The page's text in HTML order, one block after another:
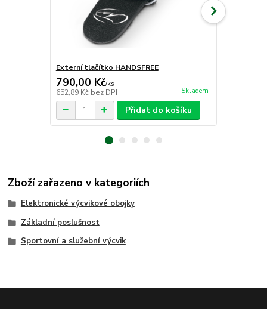
Externí tlačítko HANDSFREE
790,00 Kč/ks
652,89 Kč bez DPH Skladem
Přidat do košíku
Zboží zařazeno v kategoriích
Elektronické výcvikové obojky
Základní poslušnost
Sportovní a služební výcvik